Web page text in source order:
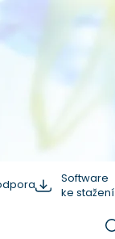
Software
ke stažení